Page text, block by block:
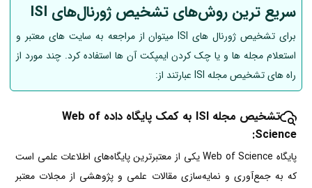
سریع ترین روش‌‌‌های تشخیص ژورنال‌های ISI
برای تشخیص ژورنال های ISI میتوان از مراجعه به سایت های معتبر و
استعلام مجله ها و یا چک کردن ایمپکت آن ها استفاده کرد. چند مورد از
راه های تشخیص مجله ISI عبارتند از:
تشخیص مجله ISI به کمک پایگاه داده Web of
Science
:
پایگاه Web of Science یکی از معتبرترین پایگاه‌های اطلاعات علمی است
که به جمع‌آوری و نمایه‌سازی مقالات علمی و پژوهشی از مجلات معتبر